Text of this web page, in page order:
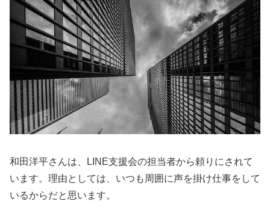
和田洋平さんは、LINE支援会の担当者から頼りにされて
います。理由としては、いつも周囲に声を掛け仕事をして
いるからだと思います。